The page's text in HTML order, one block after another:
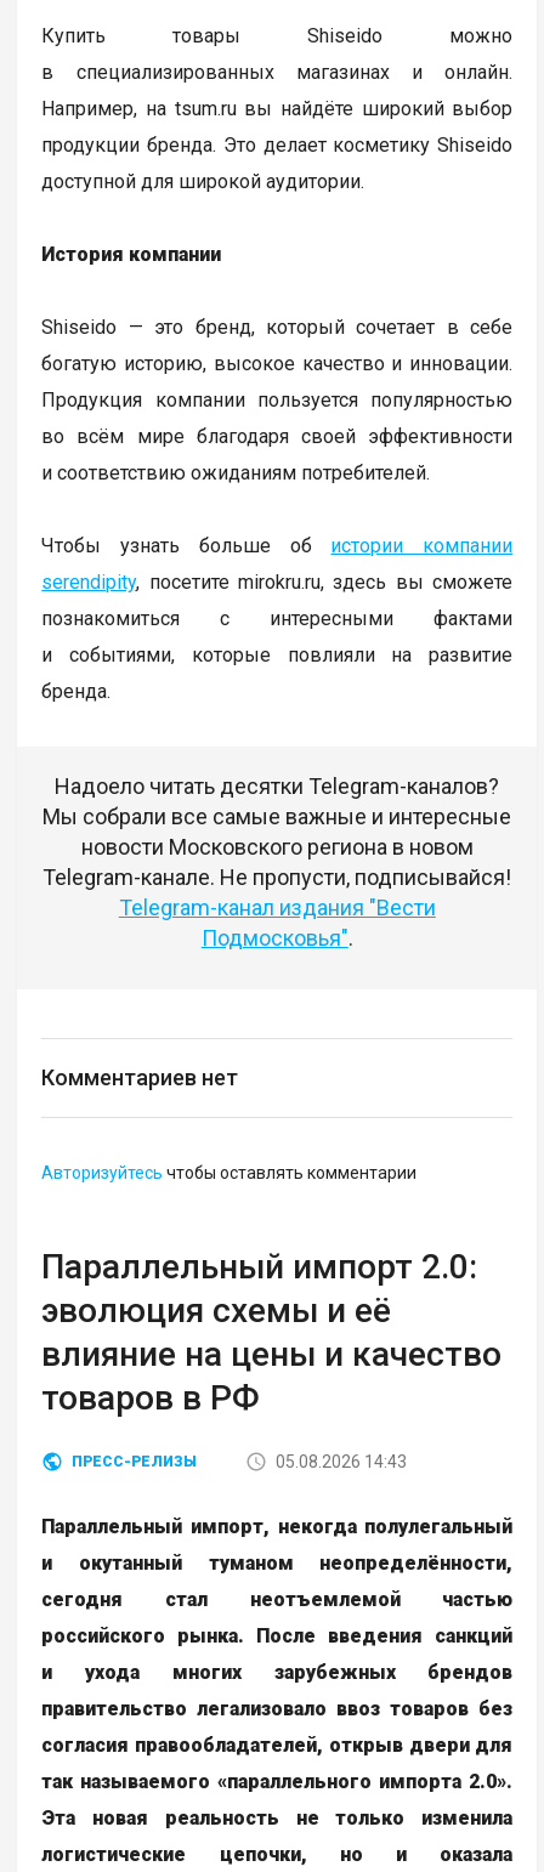
Купить товары Shiseido можно
в специализированных магазинах и онлайн.
Например, на tsum.ru вы найдёте широкий выбор
продукции бренда. Это делает косметику Shiseido
доступной для широкой аудитории.
История компании
Shiseido — это бренд, который сочетает в себе
богатую историю, высокое качество и инновации.
Продукция компании пользуется популярностью
во всём мире благодаря своей эффективности
и соответствию ожиданиям потребителей.
Чтобы узнать больше об истории компании
serendipity, посетите mirokru.ru, здесь вы сможете
познакомиться с интересными фактами
и событиями, которые повлияли на развитие
бренда.
Надоело читать десятки Telegram-каналов?
Мы собрали все самые важные и интересные
новости Московского региона в новом
Telegram-канале. Не пропусти, подписывайся!
Telegram-канал издания "Вести
Подмосковья".
Комментариев нет
Авторизуйтесь чтобы оставлять комментарии
Параллельный импорт 2.0:
эволюция схемы и её
влияние на цены и качество
товаров в РФ
ПРЕСС-РЕЛИЗЫ 05.08.2026 14:43
Параллельный импорт, некогда полулегальный
и окутанный туманом неопределённости,
сегодня стал неотъемлемой частью
российского рынка. После введения санкций
и ухода многих зарубежных брендов
правительство легализовало ввоз товаров без
согласия правообладателей, открыв двери для
так называемого «параллельного импорта 2.0».
Эта новая реальность не только изменила
логистические цепочки, но и оказала